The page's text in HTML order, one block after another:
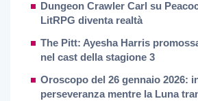
Dungeon Crawler Carl su
LitRPG diventa realtà
The Pitt: Ayesha Harris
nel cast della stagione 3
Oroscopo del 26 gennaio 2026:
perseveranza mentre la Luna